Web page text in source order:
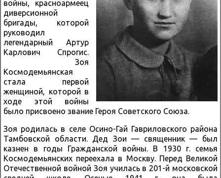
войны, красноармеец
диверсионной
бригады, которой
руководил
легендарный Артур
Карлович Спрогис.
Зоя
Космодемьянская
стала первой
женщиной, которой в
ходе этой войны
было присвоено звание Героя Советского Союза.
Зоя родилась в селе Осино-Гай Гавриловского района
Тамбовской области. Дед Зои — священник — был
казнен в годы Гражданской войны. В 1930 г. семья
Космодемьянских переехала в Москву. Перед Великой
Отечественной войной Зоя училась в 201-й московской